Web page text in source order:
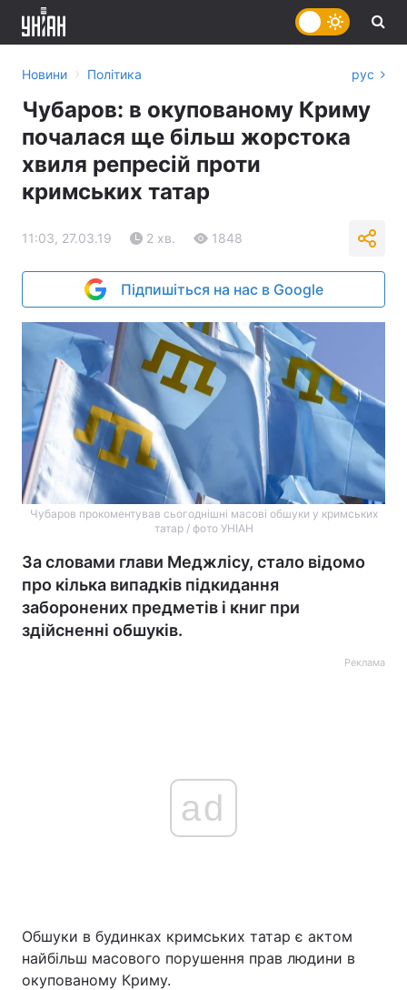
Україна Політика
Новини › Політика рус
Чубаров: в окупованому Криму
почалася ще більш жорстока
хвиля репресій проти
кримських татар
11:03, 27.03.19 2 хв. 1848
Підпишіться на нас в Google
Чубаров прокоментував сьогоднішні масові обшуки у кримських
татар / фото УНІАН
За словами глави Меджлісу, стало відомо
про кілька випадків підкидання
заборонених предметів і книг при
здійсненні обшуків.
Реклама
ad
Обшуки в будинках кримських татар є актом
найбільш масового порушення прав людини в
окупованому Криму.